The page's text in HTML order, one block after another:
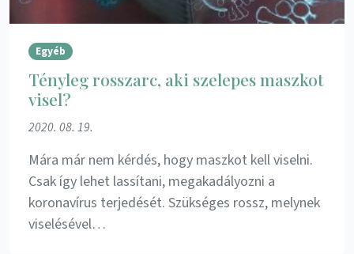
Egyéb
Tényleg rosszarc, aki szelepes maszkot
visel?
2020. 08. 19.
Mára már nem kérdés, hogy maszkot kell viselni.
Csak így lehet lassítani, megakadályozni a
koronavírus terjedését. Szükséges rossz, melynek
viselésével…